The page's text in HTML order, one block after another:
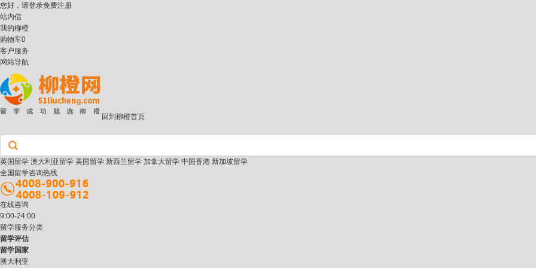
您好，请登录免费注册
站内信
我的柳橙
购物车0
客户服务
网站导航
回到柳橙首页
英国留学 澳大利亚留学 美国留学 新西兰留学 加拿大留学 中国香港 新加坡留学
全国留学咨询热线
在线咨询
9:00-24:00
留学服务分类
留学评估
留学国家
澳大利亚